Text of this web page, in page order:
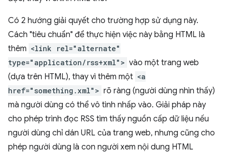
Có 2 hướng giải quyết cho trường hợp sử dụng này.
Cách "tiêu chuẩn" để thực hiện việc này bằng HTML là
thêm <link rel="alternate"
type="application/rss+xml"> vào một trang web
(dựa trên HTML), thay vì thêm một <a
href="something.xml"> rõ ràng (người dùng nhìn thấy)
mà người dùng có thể vô tình nhấp vào. Giải pháp này
cho phép trình đọc RSS tìm thấy nguồn cấp dữ liệu nếu
người dùng chỉ dán URL của trang web, nhưng cũng cho
phép người dùng là con người xem nội dung HTML